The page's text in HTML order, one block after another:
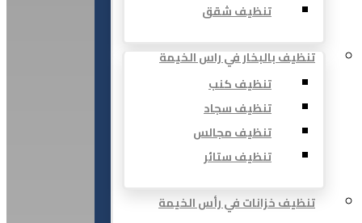
تنظيف شقق
تنظيف بالبخار في راس الخيمة
تنظيف كنب
تنظيف سجاد
تنظيف مجالس
تنظيف ستائر
تنظيف خزانات في رأس الخيمة